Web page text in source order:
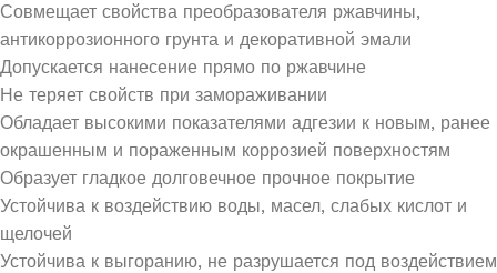
Совмещает свойства преобразователя ржавчины,
антикоррозионного грунта и декоративной эмали
Допускается нанесение прямо по ржавчине
Не теряет свойств при замораживании
Обладает высокими показателями адгезии к новым, ранее
окрашенным и пораженным коррозией поверхностям
Образует гладкое долговечное прочное покрытие
Устойчива к воздействию воды, масел, слабых кислот и
щелочей
Устойчива к выгоранию, не разрушается под воздействием